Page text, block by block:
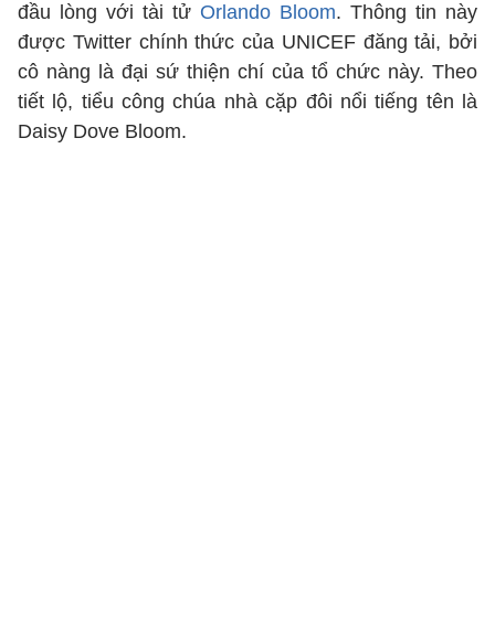
đầu lòng với tài tử Orlando Bloom. Thông tin này
được Twitter chính thức của UNICEF đăng tải, bởi
cô nàng là đại sứ thiện chí của tổ chức này. Theo
tiết lộ, tiểu công chúa nhà cặp đôi nổi tiếng tên là
Daisy Dove Bloom.